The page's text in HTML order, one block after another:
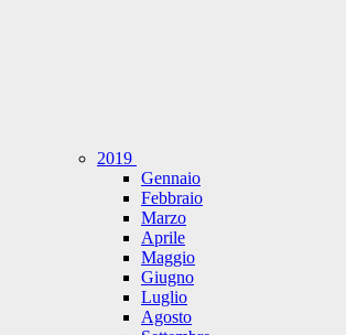
2019
Gennaio
Febbraio
Marzo
Aprile
Maggio
Giugno
Luglio
Agosto